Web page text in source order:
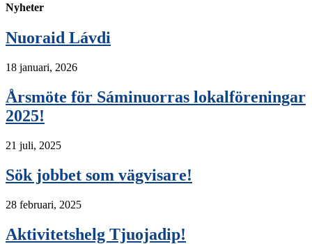
Nyheter
Nuoraid Lávdi
18 januari, 2026
Årsmöte för Sáminuorras lokalföreningar
2025!
21 juli, 2025
Sök jobbet som vägvisare!
28 februari, 2025
Aktivitetshelg Tjuojadip!